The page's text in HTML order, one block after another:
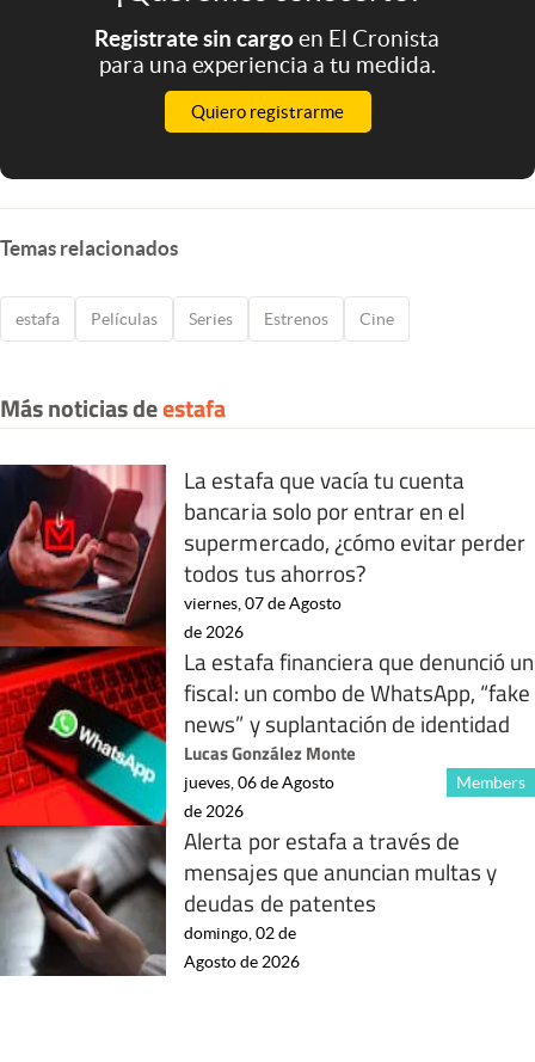
Registrate sin cargoen El Cronista
para una experiencia a tu medida.
Quiero registrarme
Temas relacionados
estafa Películas Series Estrenos Cine
Más noticias deestafa
La estafa que vacía tu cuenta
bancaria solo por entrar en el
supermercado, ¿cómo evitar perder
todos tus ahorros?
viernes, 07 de Agosto
de 2026
La estafa financiera que denunció un
fiscal: un combo de WhatsApp, “fake
news” y suplantación de identidad
Lucas González Monte
Members
jueves, 06 de Agosto
de 2026
Alerta por estafa a través de
mensajes que anuncian multas y
deudas de patentes
domingo, 02 de
Agosto de 2026